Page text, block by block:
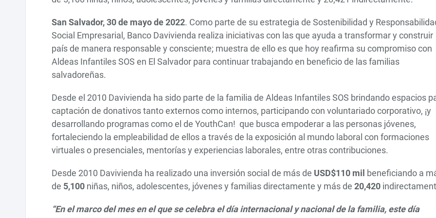
San Salvador, 30 de mayo de 2022. Como parte de su estrategia de Sostenibilidad y
Social Empresarial, Banco Davivienda realiza iniciativas con las que ayuda a transformar y construir
país de manera responsable y consciente; muestra de ello es que hoy reafirma su compromiso con
Aldeas Infantiles SOS en El Salvador para continuar trabajando en beneficio de las familias
salvadoreñas.
Desde el 2010 Davivienda ha sido parte de la familia de Aldeas Infantiles SOS brindando espacios
captación de donativos tanto externos como internos, participando con voluntariado corporativo, ¡y
desarrollando programas como el de YouthCan! que busca empoderar a las personas jóvenes,
fortaleciendo la empleabilidad de ellos a través de la exposición al mundo laboral con formaciones
virtuales o presenciales, mentorías y experiencias laborales, entre otras contribuciones.
Desde 2010 Davivienda ha realizado una inversión social de más de USD$110 mil beneficiando a
de 5,100niñas, niños, adolescentes, jóvenes y familias directamente y más de 20,420
“En el marco del mes en el que se celebra el día internacional y nacional de la familia, este día